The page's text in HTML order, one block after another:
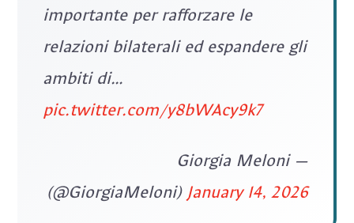
importante per rafforzare le
relazioni bilaterali ed espandere gli
ambiti di…
pic.twitter.com/y8bWAcy9k7
— Giorgia Meloni
(@GiorgiaMeloni)January 14, 2026